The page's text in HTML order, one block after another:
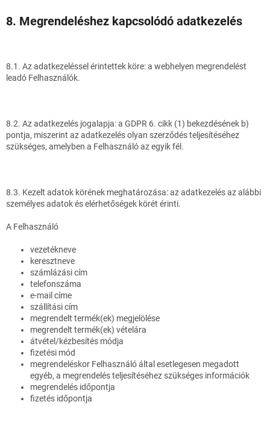
8. Megrendeléshez kapcsolódó adatkezelés
8.1. Az adatkezeléssel érintettek köre: a webhelyen megrendelést
leadó Felhasználók.
8.2. Az adatkezelés jogalapja: a GDPR 6. cikk (1) bekezdésének b)
pontja, miszerint az adatkezelés olyan szerződés teljesítéséhez
szükséges, amelyben a Felhasználó az egyik fél.
8.3. Kezelt adatok körének meghatározása: az adatkezelés az alábbi
személyes adatok és elérhetőségek körét érinti.
A Felhasználó
vezetékneve
keresztneve
számlázási cím
telefonszáma
e-mail címe
szállítási cím
megrendelt termék(ek) megjelölése
megrendelt termék(ek) vételára
átvétel/kézbesítés módja
fizetési mód
megrendeléskor Felhasználó által esetlegesen megadott
egyéb, a megrendelés teljesítéséhez szükséges információk
megrendelés időpontja
fizetés időpontja